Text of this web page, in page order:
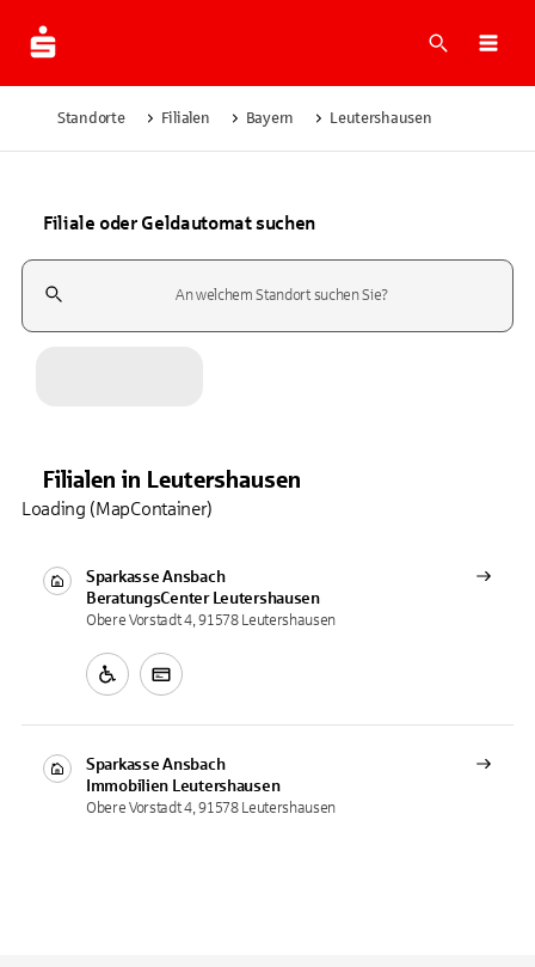
Suche
Standorte Filialen Bayern Leutershausen
Filiale oder Geldautomat suchen
Suchfeld
Filialen in Leutershausen
Sparkasse Ansbach
BeratungsCenter
Leutershausen
Obere Vorstadt 4, 91578 Leutershausen
Sparkasse Ansbach
Immobilien
Leutershausen
Obere Vorstadt 4, 91578 Leutershausen
Loading (MapContainer)